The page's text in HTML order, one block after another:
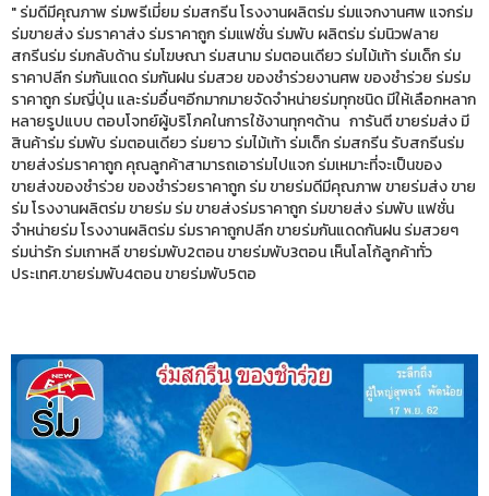
" ร่มดีมีคุณภาพ ร่มพรีเมี่ยม ร่มสกรีน โรงงานผลิตร่ม ร่มแจกงานศพ แจกร่ม
ร่มขายส่ง ร่มราคาส่ง ร่มราคาถูก ร่มแฟชั่น ร่มพับ ผลิตร่ม ร่มนิวฟลาย
สกรีนร่ม ร่มกลับด้าน ร่มโฆษณา ร่มสนาม ร่มตอนเดียว ร่มไม้เท้า ร่มเด็ก ร่ม
ราคาปลีก ร่มกันแดด ร่มกันฝน ร่มสวย ของชำร่วยงานศพ ของชำร่วย ร่มร่ม
ราคาถูก ร่มญี่ปุ่น และร่มอื่นๆอีกมากมายจัดจำหน่ายร่มทุกชนิด มีให้เลือกหลาก
หลายรูปแบบ ตอบโจทย์ผู้บริโภคในการใช้งานทุกๆด้าน การันตี ขายร่มส่ง มี
สินค้าร่ม ร่มพับ ร่มตอนเดียว ร่มยาว ร่มไม้เท้า ร่มเด็ก ร่มสกรีน รับสกรีนร่ม
ขายส่งร่มราคาถูก คุณลูกค้าสามารถเอาร่มไปแจก ร่มเหมาะที่จะเป็นของ
ขายส่งของชำร่วย ของชำร่วยราคาถูก ร่ม ขายร่มดีมีคุณภาพ ขายร่มส่ง ขาย
ร่ม โรงงานผลิตร่ม ขายร่ม ร่ม ขายส่งร่มราคาถูก ร่มขายส่ง ร่มพับ แฟชั่น
จำหน่ายร่ม โรงงานผลิตร่ม ร่มราคาถูกปลีก ขายร่มกันแดดกันฝน ร่มสวยๆ
ร่มน่ารัก ร่มเกาหลี ขายร่มพับ2ตอน ขายร่มพับ3ตอน เห็นโลโก้ลูกค้าทั่ว
ประเทศ.ขายร่มพับ4ตอน ขายร่มพับ5ตอ